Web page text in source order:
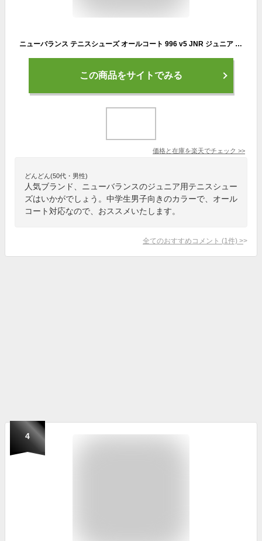
ニューバランス テニスシューズ オールコート 996 v5 JNR ジュニア KCV996U5 W new balance
この商品をサイトでみる
価格と在庫を楽天でチェック >>
どんどん(50代・男性)
人気ブランド、ニューバランスのジュニア用テニスシュー
ズはいかがでしょう。中学生男子向きのカラーで、オール
コート対応なので、おススメいたします。
全てのおすすめコメント (1 件) >
4